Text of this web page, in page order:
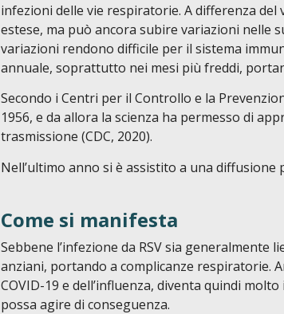
infezioni delle vie respiratorie. A differenza del
estese, ma può ancora subire variazioni nelle
variazioni rendono difficile per il sistema
annuale, soprattutto nei mesi più freddi,
Secondo i Centri per il Controllo e la
1956, e da allora la scienza ha permesso di
trasmissione (CDC, 2020).
Nell’ultimo anno si è assistito a una
Come si manifesta
Sebbene l’infezione da RSV sia
anziani, portando a complicanze respiratorie.
COVID-19 e dell’influenza, diventa quindi
possa agire di conseguenza.